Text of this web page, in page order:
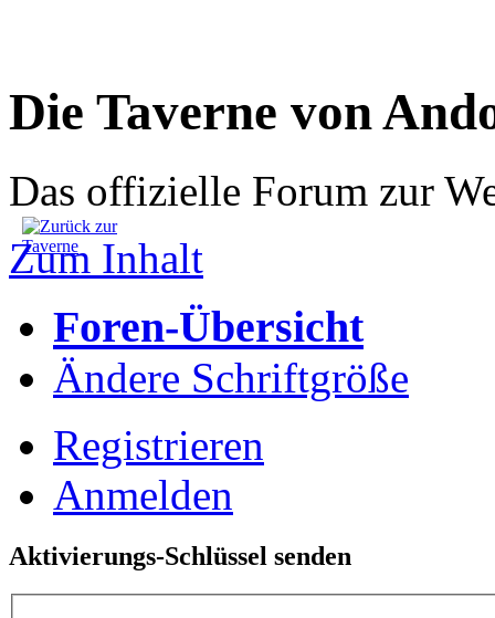
Die Taverne von
Das offizielle Forum zur
Zum Inhalt
Foren-Übersicht
Ändere Schriftgröße
Registrieren
Anmelden
Aktivierungs-Schlüssel senden